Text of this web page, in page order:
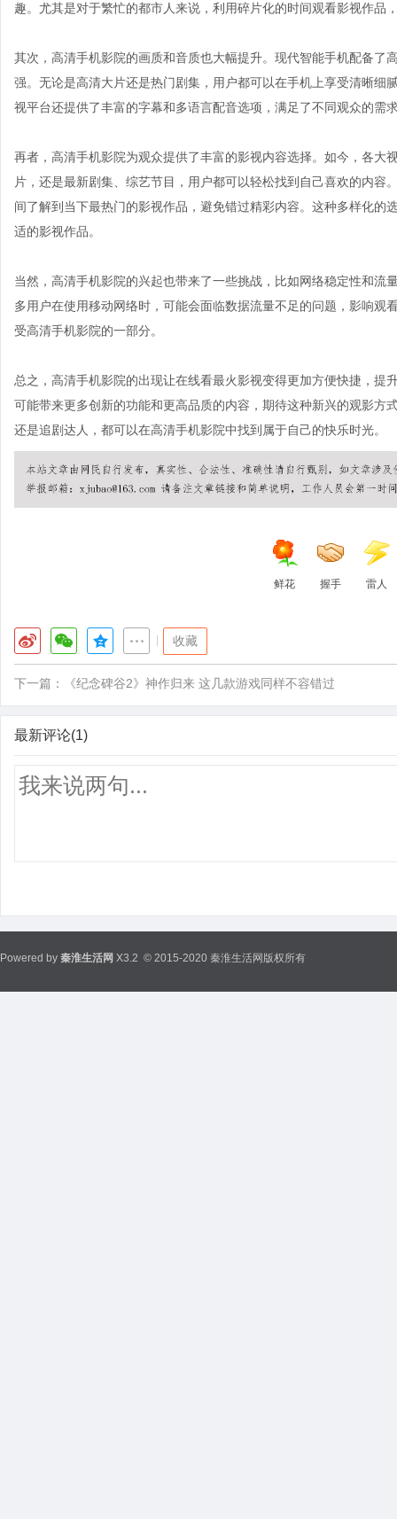
趣。尤其是对于繁忙的都市人来说，利用碎片化的时间观看影视作品
其次，高清手机影院的画质和音质也大幅提升。现代智能手机配备了
强。无论是高清大片还是热门剧集，用户都可以在手机上享受清晰细
视平台还提供了丰富的字幕和多语言配音选项，满足了不同观众的需
再者，高清手机影院为观众提供了丰富的影视内容选择。如今，各大
片，还是最新剧集、综艺节目，用户都可以轻松找到自己喜欢的内
间了解到当下最热门的影视作品，避免错过精彩内容。这种多样化
适的影视作品。
当然，高清手机影院的兴起也带来了一些挑战，比如网络稳定性和
多用户在使用移动网络时，可能会面临数据流量不足的问题，影响
受高清手机影院的一部分。
总之，高清手机影院的出现让在线看最火影视变得更加方便快捷，
可能带来更多创新的功能和更高品质的内容，期待这种新兴的观影方
还是追剧达人，都可以在高清手机影院中找到属于自己的快乐时光。
鲜花 握手 雷人
收藏
下一篇： 《纪念碑谷2》神作归来 这几款游戏同样不容错过
最新评论(1)
Powered by 秦淮生活网 X3.2 © 2015-2020 秦淮生活网版权所有